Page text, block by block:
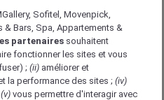
Sofitel, Movenpick,
& Bars, Spa, Appartements &
partenaires souhaitent
fonctionner les sites et vous
; (ii) améliorer et
la performance des sites ; (iv)
(v) vous permettre d'interagir avec